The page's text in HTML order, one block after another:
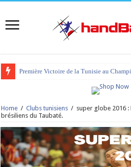
Première Victoire de la Tunisie au
tournoi international Hammamet 2023 :
Home / Clubs tunisiens / super globe 2016 :
brésiliens du Taubaté.